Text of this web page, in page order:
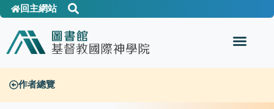
回主網站
作者總覽